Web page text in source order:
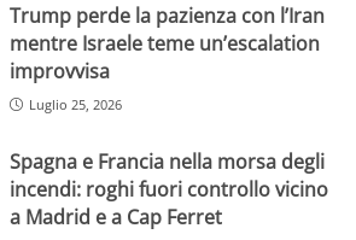
Trump perde la pazienza con l’Iran
mentre Israele teme un’escalation
improvvisa
Luglio 25, 2026
Spagna e Francia nella morsa degli
incendi: roghi fuori controllo vicino
a Madrid e a Cap Ferret